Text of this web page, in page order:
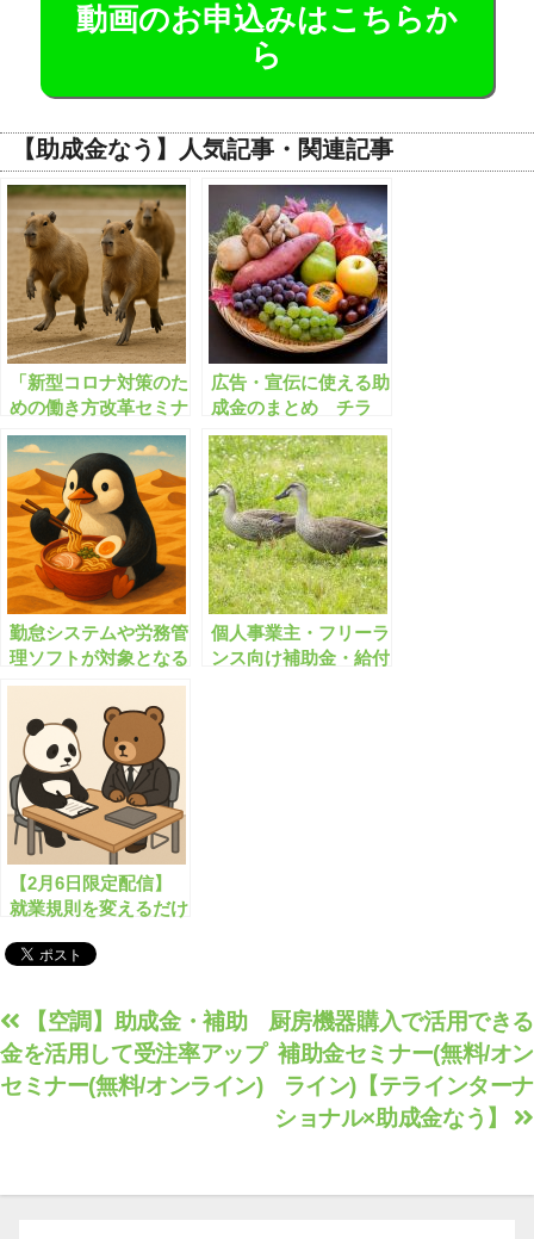
動画のお申込みはこちらか
ら
【助成金なう】人気記事・関連記事
「新型コロナ対策のた
めの働き方改革セミナ
ー（無料/オンライ
ン)」9/2(水)開催
広告・宣伝に使える助
成金のまとめ チラ
シ・ホームページ作
成/ネット広告/創業
【有料会員限定】
勤怠システムや労務管
理ソフトが対象となる
助成金・補助金
個人事業主・フリーラ
ンス向け補助金・給付
【2月6日限定配信】
就業規則を変えるだけ
ナー
投
稿
ナ
厨房機器購入で活用できる
補助金セミナー(無料/オン
ライン)【テラインターナ
ショナル×助成金なう】
【空調】助成金・補助
金を活用して受注率アップ
セミナー(無料/オンライン)